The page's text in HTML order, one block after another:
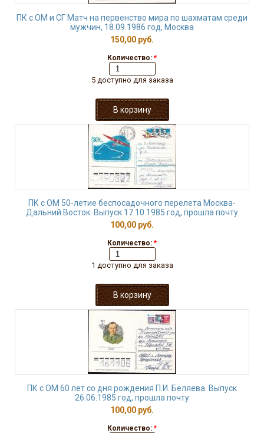
ПК с ОМ и СГ Матч на первенство мира по шахматам среди
мужчин, 18.09.1986 год, Москва
150,00 руб.
Количество: *
5 доступно для заказа
ПК с ОМ 50-летие беспосадочного перелета Москва-
Дальний Восток. Выпуск 17.10.1985 год, прошла почту
100,00 руб.
Количество: *
1 доступно для заказа
ПК с ОМ 60 лет со дня рождения П.И. Беляева. Выпуск
26.06.1985 год, прошла почту
100,00 руб.
Количество: *